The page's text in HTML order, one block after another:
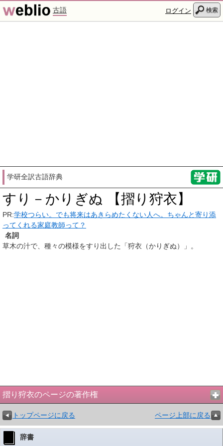
古語 ログイン 検索
学研全訳古語辞典
すり－かりぎぬ 【摺り狩衣】
PR:学校つらい。でも将来はあきらめたくない人へ。ちゃんと寄り添
ってくれる家庭教師って？
名詞
草木の汁で、種々の模様をすり出した「狩衣（かりぎぬ）」。
摺り狩衣のページの著作権
トップページに戻る ページ上部に戻る
辞書